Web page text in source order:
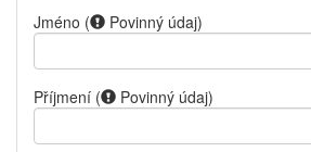
Jméno ( Povinný údaj)
Příjmení ( Povinný údaj)